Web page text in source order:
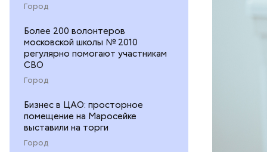
Город
Более 200 волонтеров
московской школы № 2010
регулярно помогают участникам
СВО
Город
Бизнес в ЦАО: просторное
помещение на Маросейке
выставили на торги
Город
— В